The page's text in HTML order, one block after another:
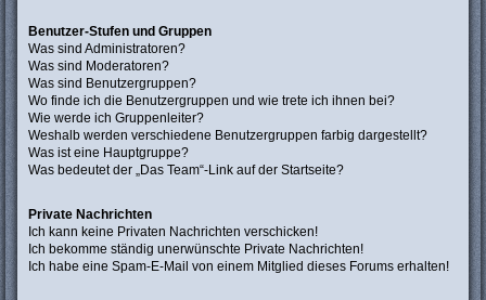
Benutzer-Stufen und Gruppen
Was sind Administratoren?
Was sind Moderatoren?
Was sind Benutzergruppen?
Wo finde ich die Benutzergruppen und wie trete ich ihnen bei?
Wie werde ich Gruppenleiter?
Weshalb werden verschiedene Benutzergruppen farbig dargestellt?
Was ist eine Hauptgruppe?
Was bedeutet der „Das Team“-Link auf der Startseite?
Private Nachrichten
Ich kann keine Privaten Nachrichten verschicken!
Ich bekomme ständig unerwünschte Private Nachrichten!
Ich habe eine Spam-E-Mail von einem Mitglied dieses Forums erhalten!